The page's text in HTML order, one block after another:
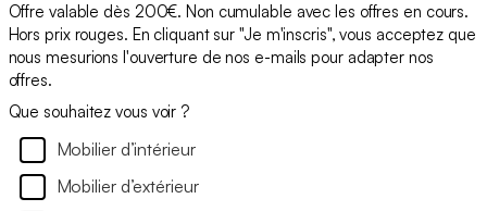
Offre valable dès 200€. Non cumulable avec les offres en cours.
Hors prix rouges. En cliquant sur "Je m'inscris", vous acceptez que
nous mesurions l'ouverture de nos e-mails pour adapter nos
offres.
Que souhaitez vous voir ?
Mobilier d’intérieur
Mobilier d’extérieur